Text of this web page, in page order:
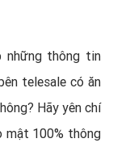
những thông tin
telesale có ăn
Hãy yên chí
mật 100% thông